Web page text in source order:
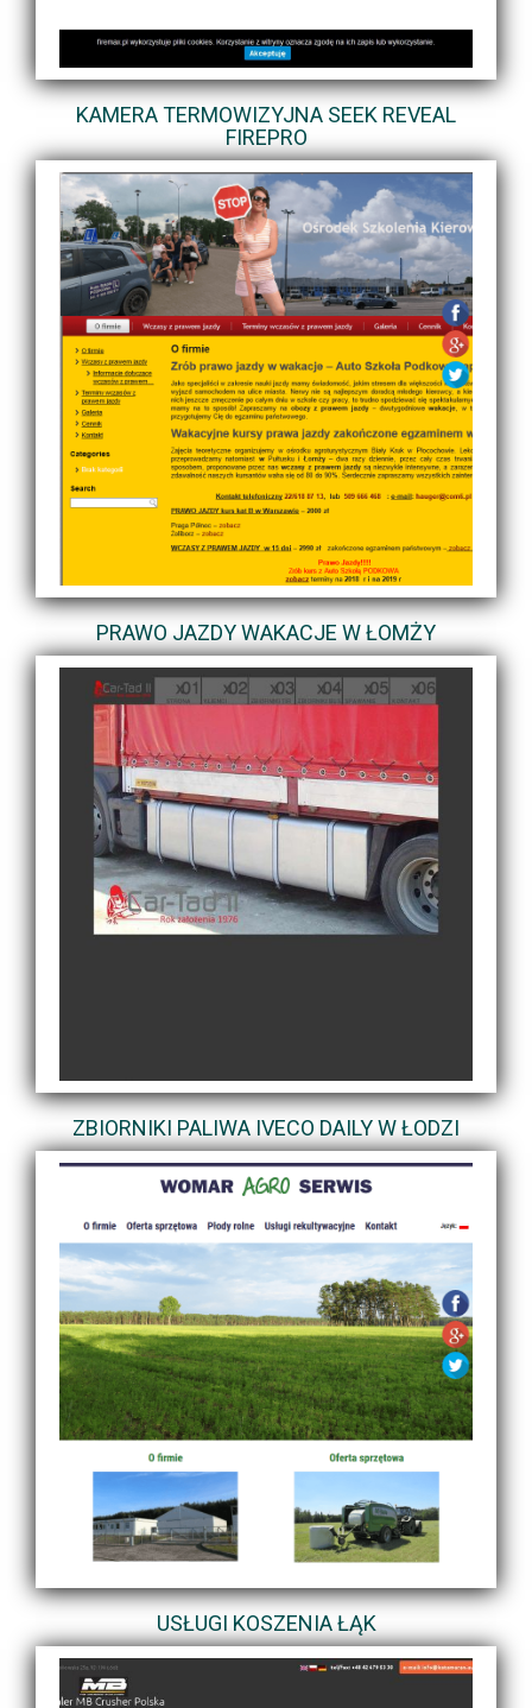
KAMERA TERMOWIZYJNA SEEK REVEAL
FIREPRO
PRAWO JAZDY WAKACJE W ŁOMŻY
ZBIORNIKI PALIWA IVECO DAILY W ŁODZI
USŁUGI KOSZENIA ŁĄK